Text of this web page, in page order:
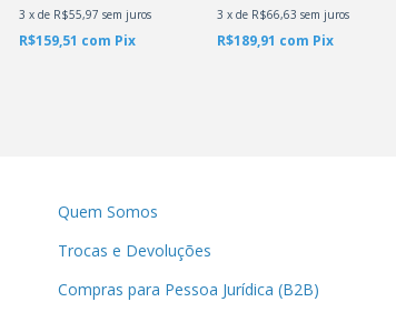
3 xde R$55,97 sem juros
R$159,51 com Pix
3 xde R$66,63 sem juros
R$189,91 com Pix
Quem Somos
Trocas e Devoluções
Compras para Pessoa Jurídica (B2B)